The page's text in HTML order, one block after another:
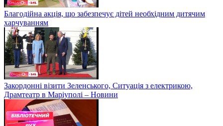
Благодійна акція, що забезпечує дітей необхідним дитячим
харчуванням
Закордонні візити Зеленського, Ситуація з електрикою,
Драмтеатр в Маріуполі – Новини